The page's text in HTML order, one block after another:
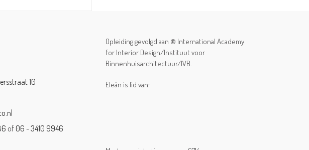
10
of 06 - 3410 9946
Opleiding gevolgd aan ® International Academy
for Interior Design/Instituut voor
Binnenhuisarchitectuur/IVB.
Eleän is lid van: